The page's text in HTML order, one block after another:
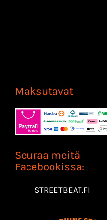
Maksutavat
Seuraa meitä
Facebookissa:
STREETBEAT.FI